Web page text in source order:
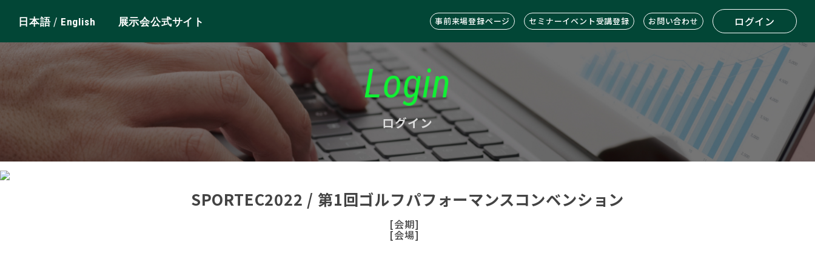
日本語/ English 展示会公式サイト 事前来場登録ページ セミナーイベント受講登録 お問い合わせ ログイン
Login
ログイン
SPORTEC2022 / 第1回ゴルフパフォーマンスコンベンション
[会期]
[会場]